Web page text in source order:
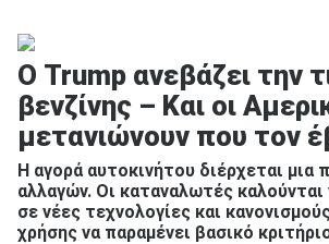
Ο Trump ανεβάζει την
βενζίνης – Και οι
μετανιώνουν που τον
Η αγορά αυτοκινήτου διέρχεται μια
αλλαγών. Οι καταναλωτές
σε νέες τεχνολογίες και
χρήσης να παραμένει βασικό